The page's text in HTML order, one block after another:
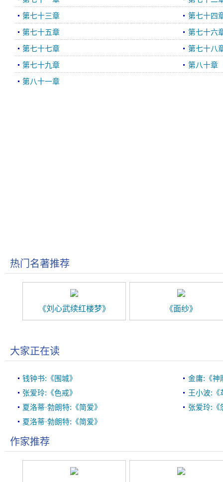
第七十三章 第七十四
第七十五章 第七十六
第七十七章 第七十八
第七十九章 第八十章
第八十一章
热门名著推荐
《刘心武续红楼梦》 《面纱》
大家正在读
钱钟书:《围城》
金庸:《神
张爱玲:《色戒》
王小波:《
夏洛蒂·勃朗特:《简爱》
张爱玲:《
夏洛蒂·勃朗特:《简爱》
作家推荐